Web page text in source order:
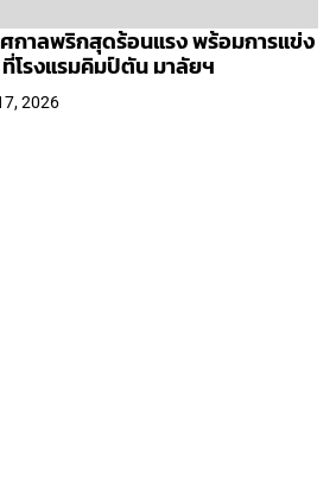
กาลพริกสุดร้อนแรง พร้อมการแข่ง
โรงแรมคิมป์ตัน มาลัยฯ
2026